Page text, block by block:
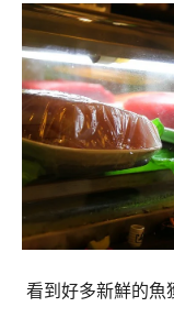
看到好多新鮮的魚